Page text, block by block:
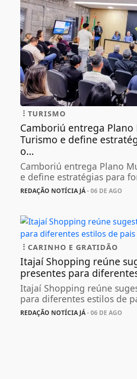
TURISMO
Camboriú entrega Plano
Turismo e define
o...
Camboriú entrega Plano
e define estratégias para
REDAÇÃO NOTÍCIA JÁ- 06 DE AGO
CARINHO E GRATIDÃO
Itajaí Shopping reúne
presentes para
Itajaí Shopping reúne
para diferentes estilos de
REDAÇÃO NOTÍCIA JÁ- 06 DE AGO